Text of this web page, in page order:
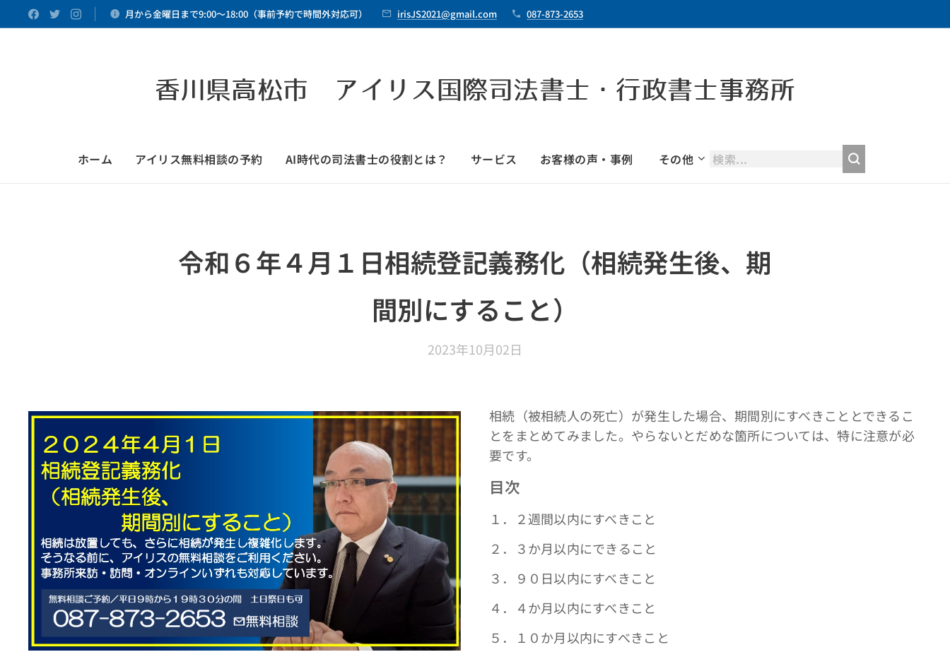
月から金曜日まで9:00～18:00（事前予約で時間外対応可） irisJS2021@gmail.com 087-873-2653
香川県高松市 アイリス国際司法書士・行政書士事務所
ホーム アイリス無料相談の予約 AI時代の司法書士の役割とは？ サービス お客様の声・事例 その他
令和６年４月１日相続登記義務化（相続発生後、期
間別にすること）
2023年10月02日
相続（被相続人の死亡）が発生した場合、期間別にすべきこととできるこ
とをまとめてみました。やらないとだめな箇所については、特に注意が必
要です。
目次
１．２週間以内にすべきこと
２．３か月以内にできること
３．９０日以内にすべきこと
４．４か月以内にすべきこと
５．１０か月以内にすべきこと